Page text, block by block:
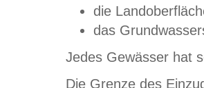
die
das
Jedes Gewässer hat
Die Grenze des